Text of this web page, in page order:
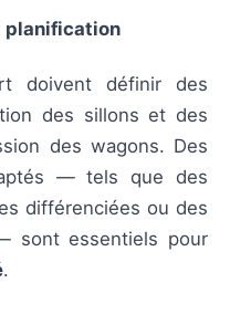
planification
doivent définir des
des sillons et des
des wagons. Des
— tels que des
différenciées ou des
sont essentiels pour
.